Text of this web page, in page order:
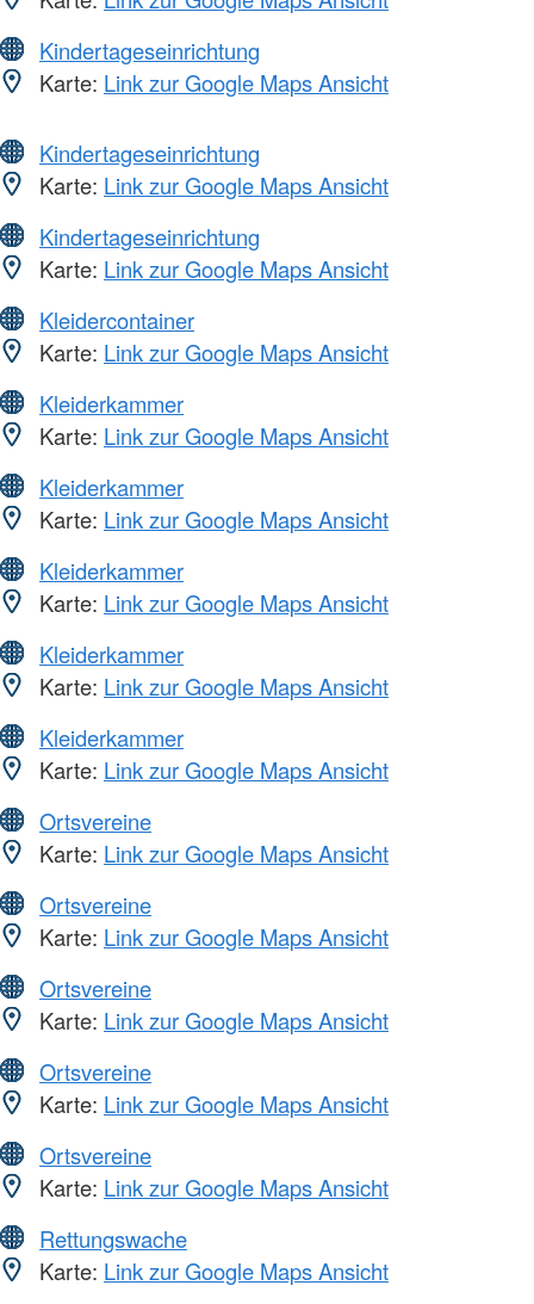
Kindertageseinrichtung
Karte: Link zur Google Maps Ansicht
Kindertageseinrichtung
Karte: Link zur Google Maps Ansicht
Kindertageseinrichtung
Karte: Link zur Google Maps Ansicht
Kleidercontainer
Karte: Link zur Google Maps Ansicht
Kleiderkammer
Karte: Link zur Google Maps Ansicht
Kleiderkammer
Karte: Link zur Google Maps Ansicht
Kleiderkammer
Karte: Link zur Google Maps Ansicht
Kleiderkammer
Karte: Link zur Google Maps Ansicht
Kleiderkammer
Karte: Link zur Google Maps Ansicht
Ortsvereine
Karte: Link zur Google Maps Ansicht
Ortsvereine
Karte: Link zur Google Maps Ansicht
Ortsvereine
Karte: Link zur Google Maps Ansicht
Ortsvereine
Karte: Link zur Google Maps Ansicht
Ortsvereine
Karte: Link zur Google Maps Ansicht
Rettungswache
Karte: Link zur Google Maps Ansicht